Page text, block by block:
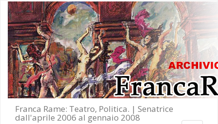
Salta al contenuto principale
Franca Rame: Teatro, Politica. | Senatrice
dall'aprile 2006 al gennaio 2008